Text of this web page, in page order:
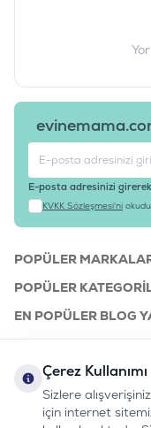
E-posta adresinizi
KVKK Sözleşmesi'ni
POPÜLER
POPÜLER
EN POPÜLER BLOG
KURUMSAL
Çerez Kullanımı
Sizlere
için internet